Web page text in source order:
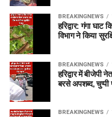
BREAKINGNEWS
हरिद्वार: गंगा
विभाग ने किया
BREAKINGNEWS
हरिद्वार में
बरसे अपशब्द,
BREAKINGNEWS